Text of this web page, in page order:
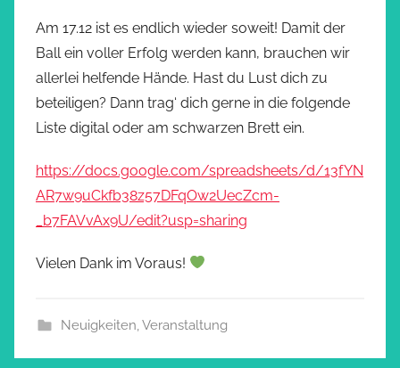
Am 17.12 ist es endlich wieder soweit! Damit der
Ball ein voller Erfolg werden kann, brauchen wir
allerlei helfende Hände. Hast du Lust dich zu
beteiligen? Dann trag‘ dich gerne in die folgende
Liste digital oder am schwarzen Brett ein.
https://docs.google.com/spreadsheets/d/13fYN
AR7w9uCkfb38z57DFqOw2UecZcm-
_b7FAVvAx9U/edit?usp=sharing
Vielen Dank im Voraus!
Neuigkeiten Veranstaltung